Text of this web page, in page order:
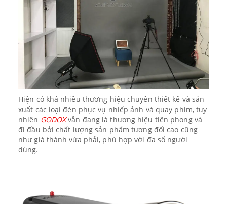
Hiện có khá nhiều thương hiệu chuyên thiết kế và sản
xuất các loại đèn phục vụ nhiếp ảnh và quay phim, tuy
nhiên GODOXvẫn đang là thương hiệu tiên phong và
đi đầu bởi chất lượng sản phẩm tương đối cao cũng
như giá thành vừa phải, phù hợp với đa số người
dùng.